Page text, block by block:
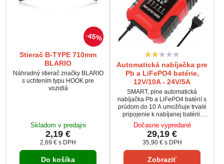
45%
Stierač B-TYPE 710mm
BLARIO
Náhradný stierač značky BLARIO
s uchtením typu HOOK pre
vozidlá
Skladom v predajni
2,19 €
2,69 € s DPH
Do košíka
Automatická nabíjačka pre
Pb a LiFePO4 batérie,
12V/10A - 24V/5A
SMART, plne automatická
nabíjačka Pb a LiFePO4 batérií s
prúdom do 10 A umožňuje trvalé
pripojenie k nabíjanej batérii.
Podporuje 7-stupňové nabíjanie
vrátane programu na
regeneráciu Pb batérií. Nabíjačka
je vybavená ochranami proti
prepólovaniu, skratu, prehriatiu a
prepätiu. Ideálna pre autobatérie,
Dočasne vypredané
29,19 €
35,90 € s DPH
Zobraziť